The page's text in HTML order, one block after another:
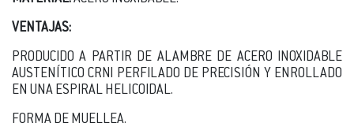
VENTAJAS:
PRODUCIDO A PARTIR DE ALAMBRE DE ACERO INOXIDABLE
AUSTENÍTICO CRNI PERFILADO DE PRECISIÓN Y ENROLLADO
EN UNA ESPIRAL HELICOIDAL.
FORMA DE MUELLEA.